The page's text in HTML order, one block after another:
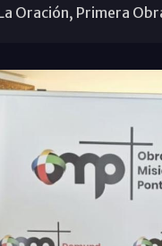
Oración, Primera